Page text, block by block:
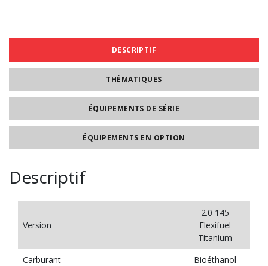
DESCRIPTIF
THÉMATIQUES
ÉQUIPEMENTS DE SÉRIE
ÉQUIPEMENTS EN OPTION
Descriptif
Version
2.0 145
Flexifuel
Titanium
Carburant
Bioéthanol